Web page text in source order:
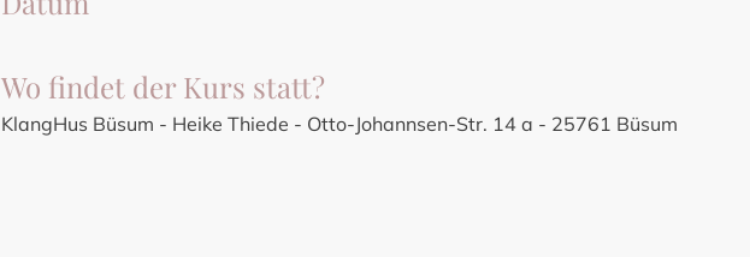
Wo findet der Kurs statt?
KlangHus Büsum - Heike Thiede - Otto-Johannsen-Str. 14 a - 25761 Büsum